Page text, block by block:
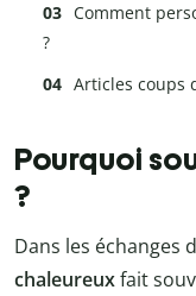
Comment
?
Articles coups
Pourquoi
?
Dans les échanges
chaleureuxfait